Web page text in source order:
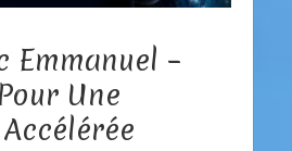
Emmanuel –
Une